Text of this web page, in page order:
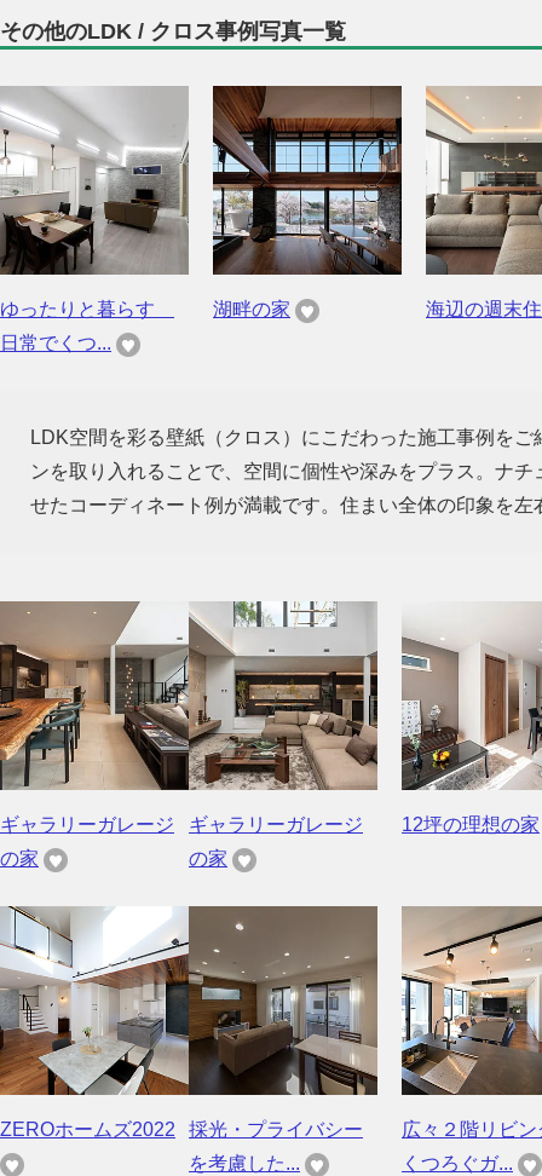
その他のLDK / クロス事例写真一覧
ゆったりと暮らす
日常でくつ...
湖畔の家 海辺の週末
LDK空間を彩る壁紙（クロス）にこだわった施工事例を
ンを取り入れることで、空間に個性や深みをプラス。ナ
せたコーディネート例が満載です。住まい全体の印象を
ギャラリーガレージ
の家
ギャラリーガレージ
の家
12坪の理想の家
ZEROホームズ2022
採光・プライバシー
を考慮した...
広々２階リビン
くつろぐガ...